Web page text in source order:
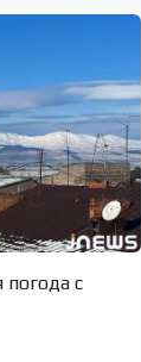
погода с